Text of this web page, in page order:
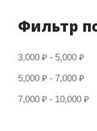
Фильтр
3,000 ₽ - 5,000 ₽
5,000 ₽ - 7,000 ₽
7,000 ₽ - 10,000 ₽